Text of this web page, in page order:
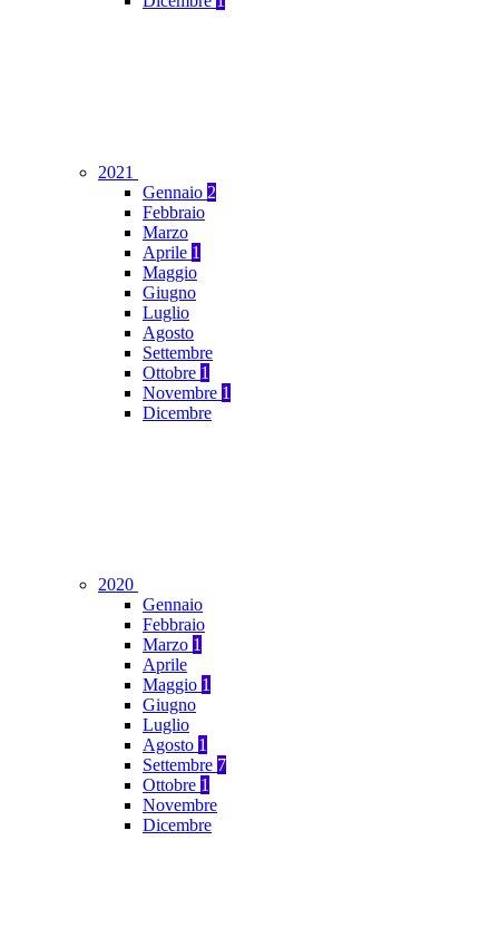
2021
Gennaio 2
Febbraio
Marzo
Aprile 1
Maggio
Giugno
Luglio
Agosto
Settembre
Ottobre 1
Novembre 1
Dicembre
2020
Gennaio
Febbraio
Marzo 1
Aprile
Maggio 1
Giugno
Luglio
Agosto 1
Settembre 7
Ottobre 1
Novembre
Dicembre